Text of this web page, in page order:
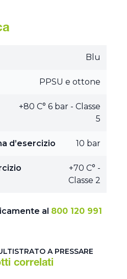
Blu
PPSU e ottone
+80 C° 6 bar - Classe
5
d’esercizio 10 bar
+70 C° -
Classe 2
al 800 120 991
A PRESSARE
correlati